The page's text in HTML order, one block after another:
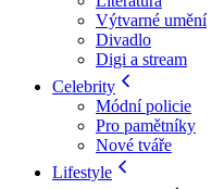
Výtvarné umění
Divadlo
Digi a stream
Celebrity
Módní policie
Pro pamětníky
Nové tváře
Lifestyle